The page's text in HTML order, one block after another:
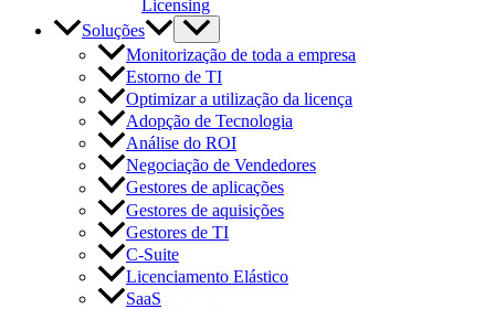
Licensing
Soluções
Monitorização de toda a empresa
Estorno de TI
Optimizar a utilização da licença
Adopção de Tecnologia
Análise do ROI
Negociação de Vendedores
Gestores de aplicações
Gestores de aquisições
Gestores de TI
C-Suite
Licenciamento Elástico
SaaS